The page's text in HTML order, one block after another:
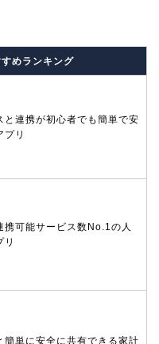
めランキング
と連携が初心者でも簡単で安
プリ
携可能サービス数No.1の人
リ
簡単に安全に共有できる家計